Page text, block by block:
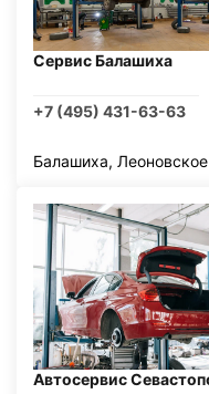
Сервис Балашиха
+7 (495) 431-63-63
Балашиха,
Автосервис